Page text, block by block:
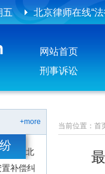
五 北京律师在线投
网站首页
刑事诉讼
+more
北
补偿纠
当前位置： 首